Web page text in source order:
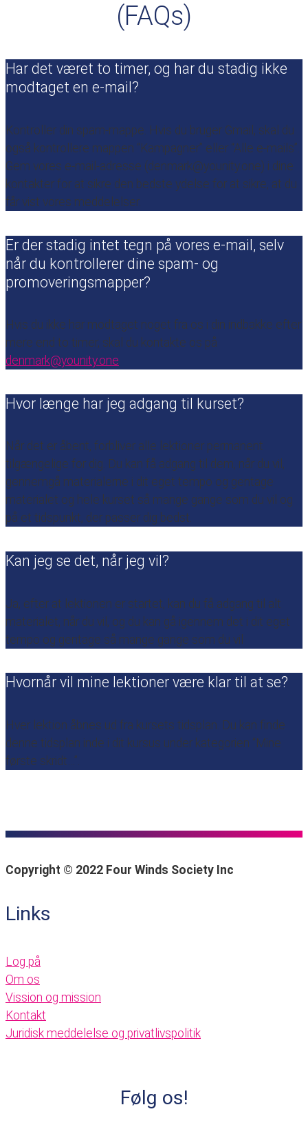
(FAQs)
Har det været to timer, og har du stadig ikke
modtaget en e-mail?
Kontroller din spam-mappe. Hvis du bruger Gmail, skal du
også kontrollere mappen “Kampagner” eller “Alle e-mails”.
Gem vores e-mail-adresse (denmark@younity.one) i dine
kontakter for at sikre den bedste ydelse for at sikre, at du
får vist vores meddelelser.
Er der stadig intet tegn på vores e-mail, selv
når du kontrollerer dine spam- og
promoveringsmapper?
Hvis du ikke har modtaget noget fra os i din indbakke efter
mere end to timer, skal du kontakte os på
denmark@younity.one
Hvor længe har jeg adgang til kurset?
Når det er åbent, forbliver alle lektioner permanent
tilgængelige for dig. Du kan få adgang til dem, når du vil,
gennemgå materialerne i dit eget tempo og gentage
materialet og hele kurset så mange gange som du vil og
på et tidspunkt, der passer dig bedst.
Kan jeg se det, når jeg vil?
Ja, efter at lektionen er startet, kan du få adgang til alt
materialet, når du vil, og du kan gå igennem det i dit eget
tempo og gentage så mange gange som du vil
Hvornår vil mine lektioner være klar til at se?
Hver lektion åbnes ud fra kursets tidsplan. Du kan finde
denne tidsplan inde i dit kursus under kategorien “Mine
første skridt…”.
Copyright © 2022 Four Winds Society Inc
Links
Log på
Om os
Vission og mission
Kontakt
Juridisk meddelelse og privatlivspolitik
Følg os!